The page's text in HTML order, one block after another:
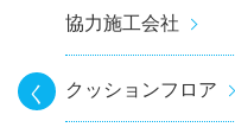
協力施工会社
く クッションフロア